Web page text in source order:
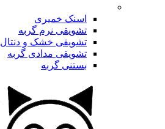
اسنک خمیری
تشویقی نرم گربه
تشویقی خشک و دنتال
تشویقی مدادی گربه
بستنی گربه